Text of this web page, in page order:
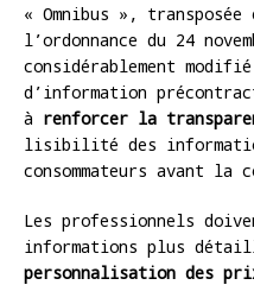
« Omnibus »,
l’ordonnance du 24
considérablement
d’information
à renforcer la
lisibilité des
consommateurs avant la
Les professionnels
informations plus
personnalisation des